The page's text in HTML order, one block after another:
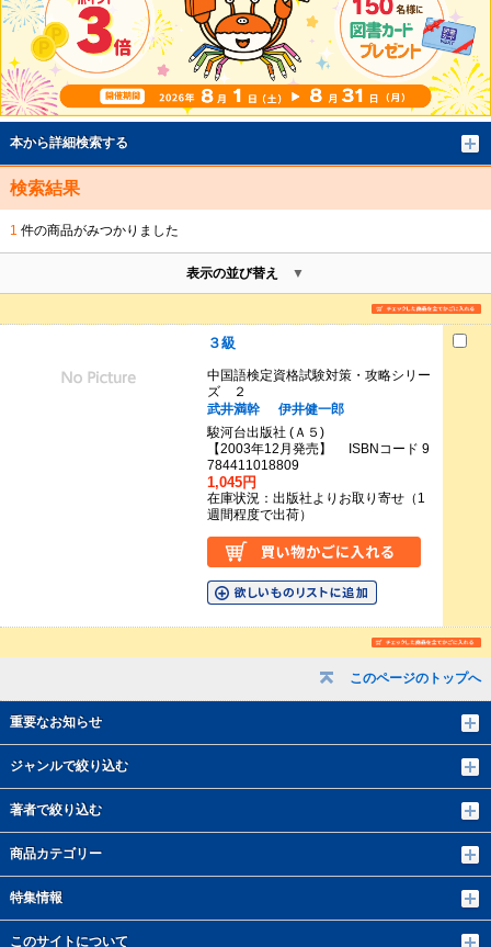
このページのトップへ
重要なお知らせ
ジャンルで絞り込む
著者で絞り込む
商品カテゴリー
特集情報
このサイトについて
本から詳細検索する
検索結果
1 件の商品がみつかりました
表示の並び替え
３級
中国語検定資格試験対策・攻略シリー
ズ ２
武井満幹
伊井健一郎
駿河台出版社 (Ａ５)
【2003年12月発売】 ISBNコード 9
784411018809
1,045円
在庫状況：出版社よりお取り寄せ（1
週間程度で出荷）